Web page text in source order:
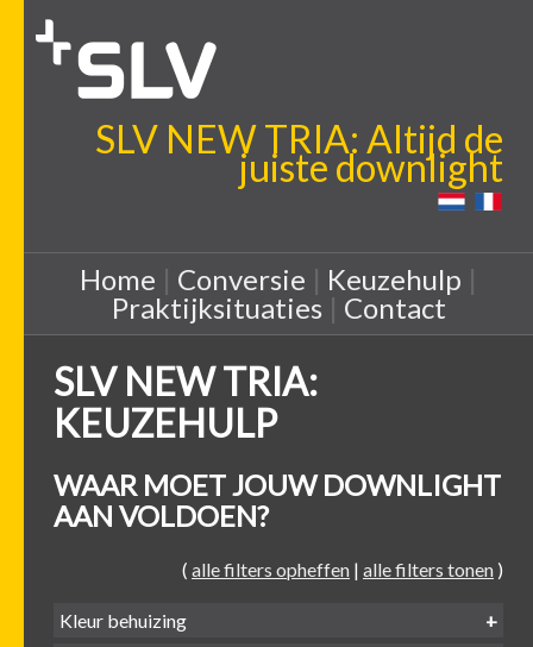
SLV NEW TRIA: Altijd de
juiste downlight
Home | Conversie | Keuzehulp |
Praktijksituaties| Contact
SLV NEW TRIA:
KEUZEHULP
WAAR MOET JOUW DOWNLIGHT
AAN VOLDOEN?
( alle filters opheffen | alle filters tonen )
Kleur behuizing